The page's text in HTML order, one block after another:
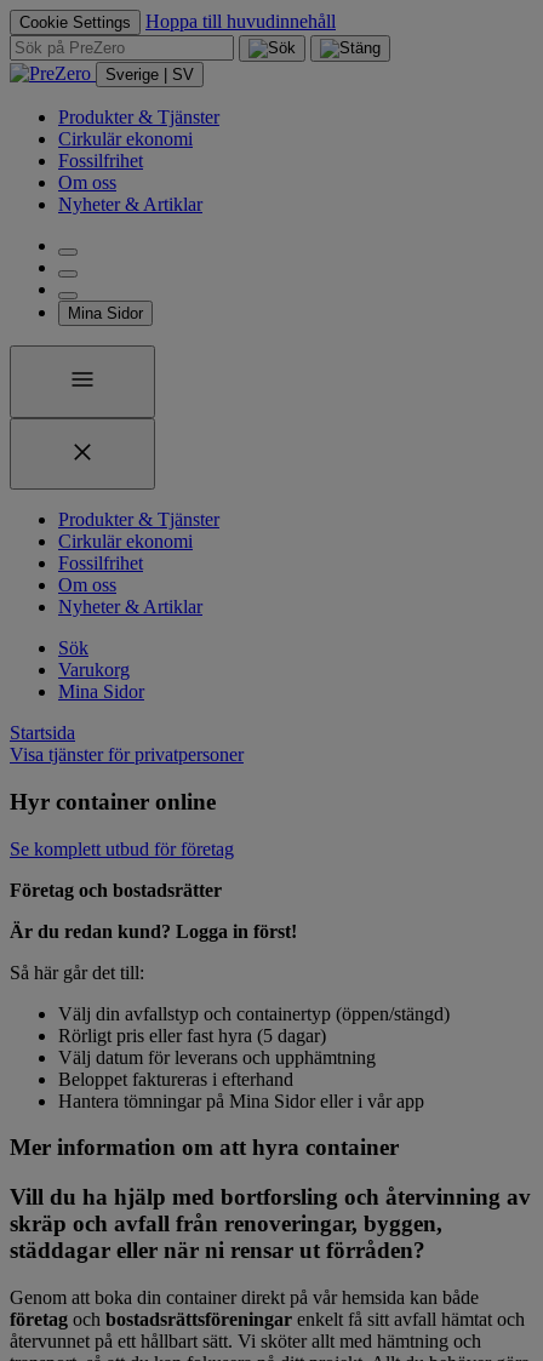
Cookie Settings Hoppa till huvudinnehåll
Sverige | SV
Produkter & Tjänster
Cirkulär ekonomi
Fossilfrihet
Om oss
Nyheter & Artiklar
Mina Sidor
Produkter & Tjänster
Cirkulär ekonomi
Fossilfrihet
Om oss
Nyheter & Artiklar
Sök
Varukorg
Mina Sidor
Startsida
Visa tjänster för privatpersoner
Hyr container online
Se komplett utbud för företag
Företag och bostadsrätter
Är du redan kund? Logga in först!
Så här går det till:
Välj din avfallstyp och containertyp (öppen/stängd)
Rörligt pris eller fast hyra (5 dagar)
Välj datum för leverans och upphämtning
Beloppet faktureras i efterhand
Hantera tömningar på Mina Sidor eller i vår app
Mer information om att hyra container
Vill du ha hjälp med bortforsling och återvinning av
skräp och avfall från renoveringar, byggen,
städdagar eller när ni rensar ut förråden?
Genom att boka din container direkt på vår hemsida kan både
företag och bostadsrättsföreningar enkelt få sitt avfall hämtat och
återvunnet på ett hållbart sätt. Vi sköter allt med hämtning och